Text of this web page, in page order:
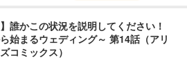
】誰かこの状況を説明してください！
始まるウェディング～ 第14話（アリ
コミックス）